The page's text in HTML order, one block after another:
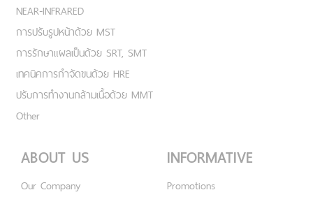
NEAR-INFRARED
การปรับรูปหน้าด้วย MST
การรักษาแผลเป็นด้วย SRT, SMT
เทคนิคการกำจัดขนด้วย HRE
ปรับการทำงานกล้ามเนื้อด้วย MMT
Other
ABOUT US
Our Company
INFORMATIVE
Promotions